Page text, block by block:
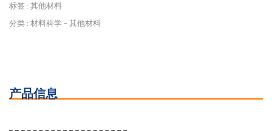
标签 : 其他材料
分类 : 材料科学 - 其他材料
产品信息